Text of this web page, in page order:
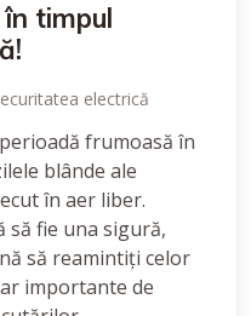
timpul
electrică
frumoasă în
blânde ale
în aer liber.
să fie una sigură,
să reamintiți celor
importante de